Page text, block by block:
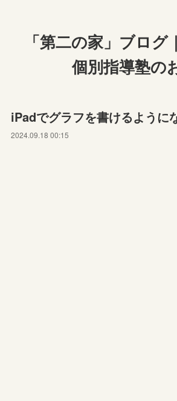
「第二の家」ブログ
個別指導塾の
iPadでグラフを書けるように
2024.09.18 00:15